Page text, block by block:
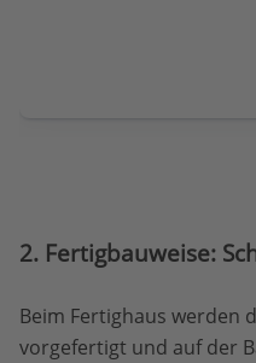
2. Fertigbauweise:
Beim Fertighaus werden
vorgefertigt und auf der